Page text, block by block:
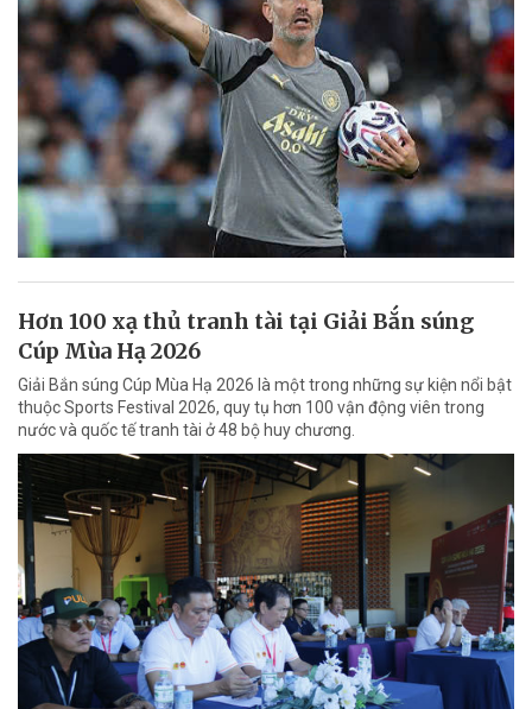
Hơn 100 xạ thủ tranh tài tại Giải Bắn súng
Cúp Mùa Hạ 2026
Giải Bắn súng Cúp Mùa Hạ 2026 là một trong những sự kiện nổi bật
thuộc Sports Festival 2026, quy tụ hơn 100 vận động viên trong
nước và quốc tế tranh tài ở 48 bộ huy chương.